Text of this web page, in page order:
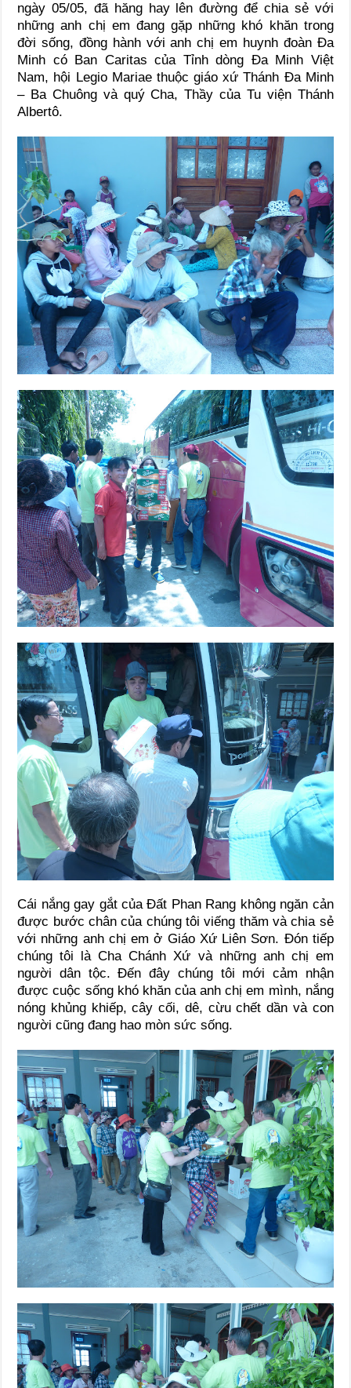
ngày 05/05, đã hăng hay lên đường để chia sẻ với
những anh chị em đang gặp những khó khăn trong
đời sống, đồng hành với anh chị em huynh đoàn Đa
Minh có Ban Caritas của Tỉnh dòng Đa Minh Việt
Nam, hội Legio Mariae thuộc giáo xứ Thánh Đa Minh
– Ba Chuông và quý Cha, Thầy của Tu viện Thánh
Albertô.
Cái nắng gay gắt của Đất Phan Rang không ngăn cản
được bước chân của chúng tôi viếng thăm và chia sẻ
với những anh chị em ở Giáo Xứ Liên Sơn. Đón tiếp
chúng tôi là Cha Chánh Xứ và những anh chị em
người dân tộc. Đến đây chúng tôi mới cảm nhận
được cuộc sống khó khăn của anh chị em mình, nắng
nóng khủng khiếp, cây cối, dê, cừu chết dần và con
người cũng đang hao mòn sức sống.